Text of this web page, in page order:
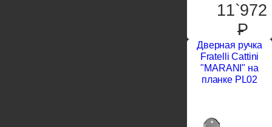
11`972
P
Дверная ручка
Fratelli Cattini
"MARANI" на
планке PL02